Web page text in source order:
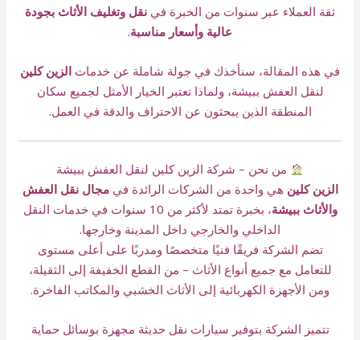
ثقة العملاء عبر سنوات من الخبرة في نقل وتغليف الأثاث بجودة
عالية وأسعار مناسبة.
في هذه المقالة، سنأخذك في جولة شاملة عن خدمات الزين كلين
لنقل العفش ببيشة، ولماذا تعتبر الخيار الأمثل لجميع سكان
المنطقة الذين يبحثون عن الاحتراف والدقة في العمل.
من نحن – شركة الزين كلين لنقل العفش ببيشة
الزين كلين هي واحدة من الشركات الرائدة فيمجال نقل العفش
والأثاث ببيشة
، بخبرة تمتد لأكثر من 10 سنوات في خدمات النقل
الداخلي والخارجي داخل المدينة وخارجها.
تضم الشركة فريقًا فنيًا متخصصًا ومدربًا على أعلى مستوى
للتعامل مع جميع أنواع الأثاث – من القطع الخفيفة إلى الثقيلة،
ومن الأجهزة الكهربائية إلى الأثاث الخشبي والمكاتب الفاخرة.
تتميز الشركة بتوفير سيارات نقل حديثة مجهزة بوسائل حماية